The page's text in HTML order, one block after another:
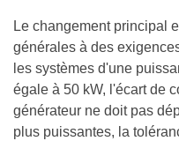
Le changement principal
générales à des
les systèmes d'une
égale à 50 kW, l'écart de
générateur ne doit pas
plus puissantes, la